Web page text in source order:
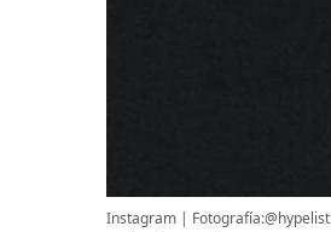
Instagram
Fotografía:@hypelist